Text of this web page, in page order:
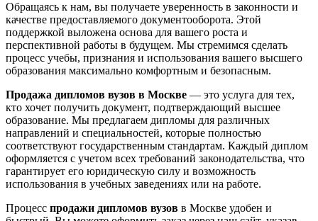
Обращаясь к нам, вы получаете уверенность в законности и
качестве предоставляемого документооборота. Этой
поддержкой выложена основа для вашего роста и
перспективной работы в будущем. Мы стремимся сделать
процесс учебы, признания и использования вашего высшего
образования максимально комфортным и безопасным.
Продажа дипломов вузов в Москве — это услуга для тех,
кто хочет получить документ, подтверждающий высшее
образование. Мы предлагаем дипломы для различных
направлений и специальностей, которые полностью
соответствуют государственным стандартам. Каждый диплом
оформляется с учетом всех требований законодательства, что
гарантирует его юридическую силу и возможность
использования в учебных заведениях или на работе.
Процесс продажи дипломов вузов в Москве удобен и